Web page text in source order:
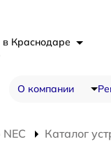
в Краснодаре
О компании
Каталог